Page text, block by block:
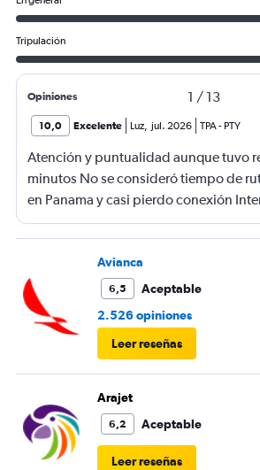
Tripulación
Opiniones 1 / 13
10,0 Excelente Luz, jul. 2026 TPA- PTY
Atención y puntualidad aunque tuvo
minutos No se consideró tiempo de
en Panama y casi pierdo conexión
gratis
Avianca
6,5
Aceptable
2.526 opiniones
Leer reseñas
Arajet
6,2 Aceptable
Leer reseñas